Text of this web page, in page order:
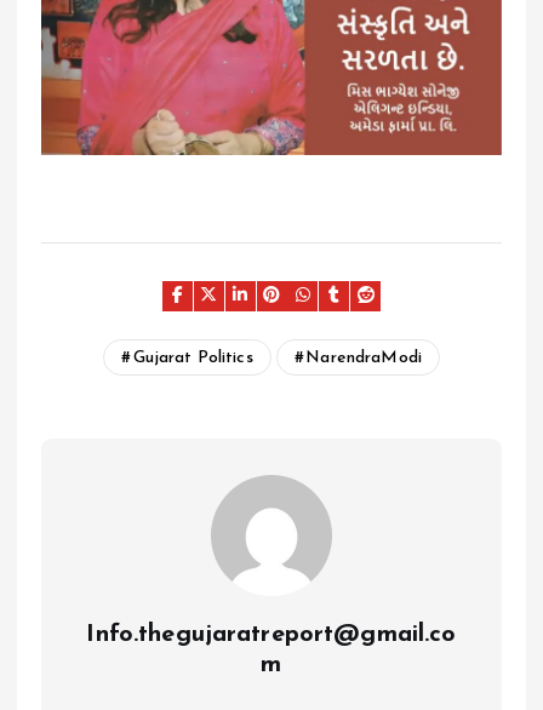
Gujarat Politics NarendraModi
Info.thegujaratreport@gmail.co
m